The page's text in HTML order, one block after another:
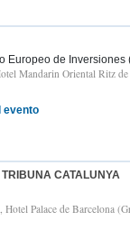
Europeo de Inversiones
Mandarin Oriental Ritz de
evento
TRIBUNA CATALUNYA
Hotel Palace de Barcelona